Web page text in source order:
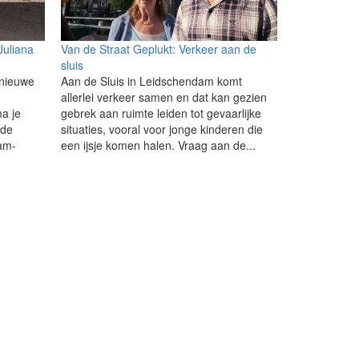
je
Van de Straat Geplukt: Verkeer aan de
sluis
Aan de Sluis in Leidschendam komt
allerlei verkeer samen en dat kan gezien
gebrek aan ruimte leiden tot gevaarlijke
situaties, vooral voor jonge kinderen die
een ijsje komen halen. Vraag aan de...